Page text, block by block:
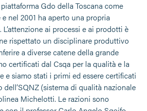
Gdo della Toscana come
nel 2001 ha aperto una propria
L’attenzione ai processi e ai prodotti è
rispettato un disciplinare produttivo
a diverse catene della grande
certificati dal Csqa per la qualità e la
e siamo stati i primi ed essere certificati
(sistema di qualità nazionale
Michelotti. Le razioni sono